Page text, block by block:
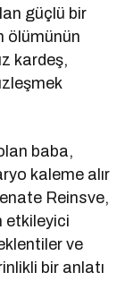
güçlü bir
ölümünün
kardeş,
baba,
kaleme alır
Reinsve,
etkileyici
ve
bir anlatı